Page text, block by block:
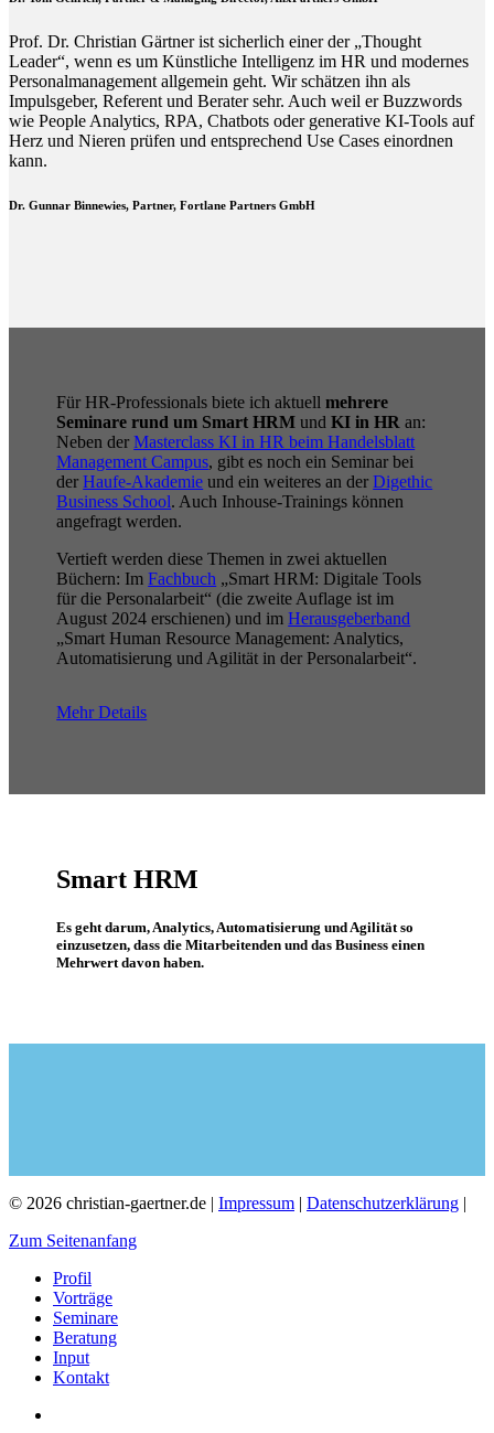
Prof. Dr. Christian Gärtner ist sicherlich einer der „Thought
Leader“, wenn es um Künstliche Intelligenz im HR und modernes
Personalmanagement allgemein geht. Wir schätzen ihn als
Impulsgeber, Referent und Berater sehr. Auch weil er Buzzwords
wie People Analytics, RPA, Chatbots oder generative KI-Tools auf
Herz und Nieren prüfen und entsprechend Use Cases einordnen
kann.
Dr. Gunnar Binnewies, Partner, Fortlane Partners GmbH
Für HR-Professionals biete ich aktuellmehrere
Seminare rund um Smart HRM undKI in HR an:
Neben derMasterclass KI in HR beim Handelsblatt
Management Campus, gibt es noch ein Seminar bei
derHaufe-Akademie und ein weiteres an derDigethic
Business School. Auch Inhouse-Trainings können
angefragt werden.
Vertieft werden diese Themen in zwei aktuellen
Büchern: ImFachbuch „Smart HRM: Digitale Tools
für die Personalarbeit“ (die zweite Auflage ist im
August 2024 erschienen) und imHerausgeberband
„Smart Human Resource Management: Analytics,
Automatisierung und Agilität in der Personalarbeit“.
Mehr Details
Smart HRM
Es geht darum, Analytics, Automatisierung und Agilität so
einzusetzen, dass die Mitarbeitenden und das Business einen
Mehrwert davon haben.
© 2026 christian-gaertner.de | Impressum | Datenschutzerklärung |
Zum Seitenanfang
Profil
Vorträge
Seminare
Beratung
Input
Kontakt